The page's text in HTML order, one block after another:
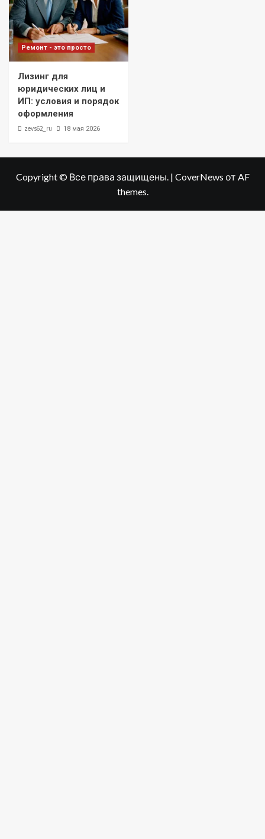
Ремонт - это просто
Лизинг для
юридических лиц и
ИП: условия и порядок
оформления
zevs62_ru 18 мая 2026
Copyright © Все права защищены. | CoverNews от AF
themes.